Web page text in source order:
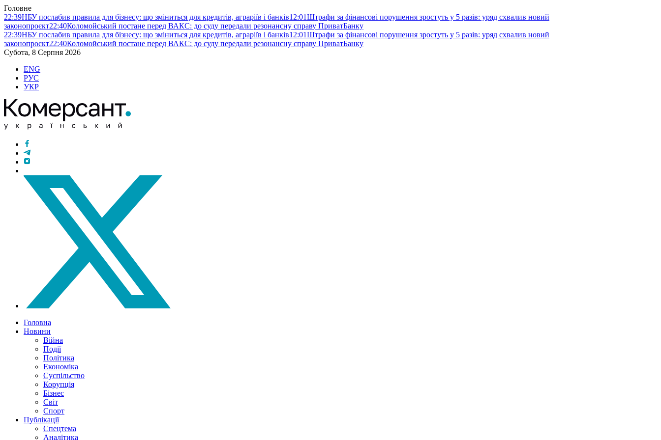
Головне
22:39НБУ послабив правила для бізнесу: що зміниться для кредитів, аграріїв і банків12:01Штрафи за фінансові порушення зростуть у 5 разів: уряд схвалив новий
законопроєкт22:40Коломойський постане перед ВАКС: до суду передали резонансну справу ПриватБанку
22:39НБУ послабив правила для бізнесу: що зміниться для кредитів, аграріїв і банків12:01Штрафи за фінансові порушення зростуть у 5 разів: уряд схвалив новий
законопроєкт22:40Коломойський постане перед ВАКС: до суду передали резонансну справу ПриватБанку
Субота, 8 Серпня 2026
ENG
РУС
УКР
Головна
Новини
Війна
Події
Політика
Економіка
Суспільство
Корупція
Бізнес
Світ
Спорт
Публікації
Спецтема
Аналітика